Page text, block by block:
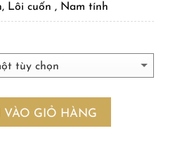
Lôi cuốn , Nam tính
VÀO GIỎ HÀNG